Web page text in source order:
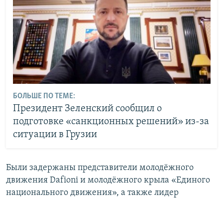
БОЛЬШЕ ПО ТЕМЕ:
Президент Зеленский сообщил о
подготовке «санкционных решений» из-за
ситуации в Грузии
Были задержаны представители молодёжного
движения Dafioni и молодёжного крыла «Единого
национального движения», а также лидер